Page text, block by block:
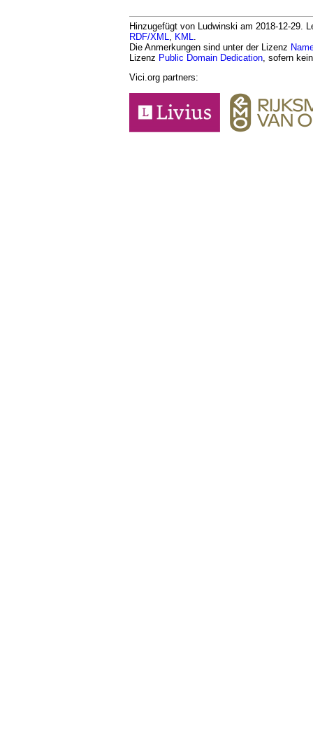
Hinzugefügt von Ludwinski am 2018-12-29.
RDF/XML, KML.
Die Anmerkungen sind unter der Lizenz
Lizenz Public Domain Dedication, sofern
Vici.org partners: